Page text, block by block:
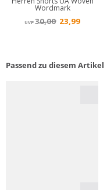
Passend zu diesem Artikel